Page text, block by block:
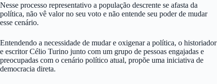
Nesse processo representativo a população descrente se afasta da
política, não vê valor no seu voto e não entende seu poder de mudar
esse cenário.
Entendendo a necessidade de mudar e oxigenar a política, o historiador
e escritor Célio Turino junto com um grupo de pessoas engajadas e
preocupadas com o cenário político atual, propõe uma iniciativa de
democracia direta.